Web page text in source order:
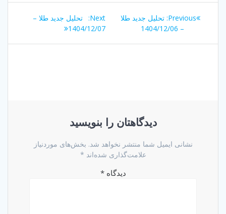
راهبری
نوشته
Previous:
Previous
post:
تحلیل جدید طلا
– 1404/12/06
Next:
Next
post:
تحلیل جدید طلا –
1404/12/07
دیدگاهتان را بنویسید
نشانی ایمیل شما منتشر نخواهد شد. بخش‌های موردنیاز
علامت‌گذاری شده‌اند *
دیدگاه*